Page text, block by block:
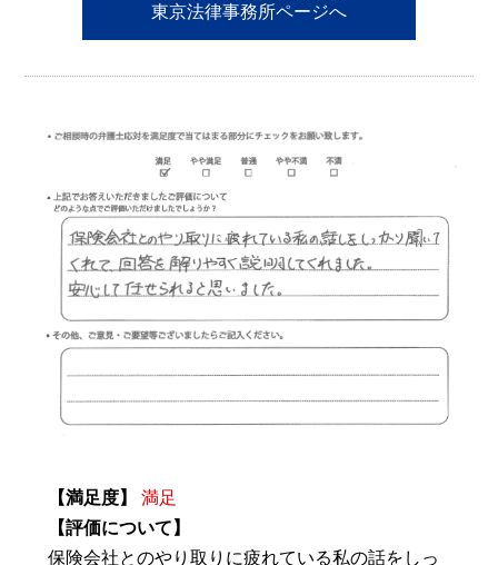
東京法律事務所ページへ
【満足度】
満足
【評価について】
保険会社とのやり取りに疲れている私の話をしっ